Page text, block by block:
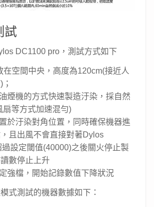
試
DC1100 pro，測試方式如下
在空間中央，高度為120cm(接近人
煙機的方式快速製造汙染，採自然
扇等方式加速混勻)
於汙染對角位置，同時確保機器進
且出風不會直接對著Dylos
設定閾值(40000)之後關火停止製
數停止上升
強檔，開始記錄數值下降狀況
式測試的機器數據如下：